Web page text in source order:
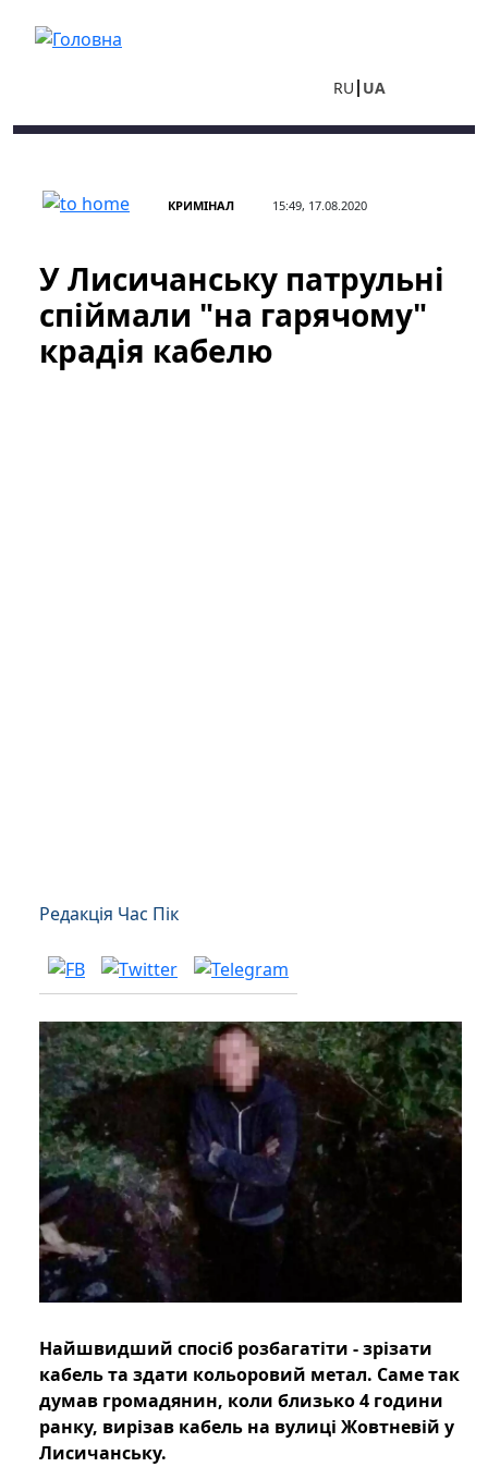
RU UA
КРИМІНАЛ 15:49, 17.08.2020
У Лисичанську патрульні
спіймали "на гарячому"
крадія кабелю
Редакція Час Пік
Найшвидший спосіб розбагатіти - зрізати
кабель та здати кольоровий метал. Саме так
думав громадянин, коли близько 4 години
ранку, вирізав кабель на вулиці Жовтневій у
Лисичанську.